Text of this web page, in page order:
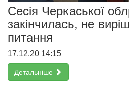
Сесія Черкаської
закінчилась, не
питання
17.12.20 14:15
Детальніше